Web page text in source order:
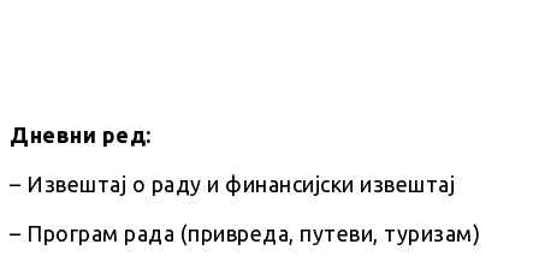
Дневни ред:
– Извештај о раду и финансијски извештај
– Програм рада (привреда, путеви, туризам)